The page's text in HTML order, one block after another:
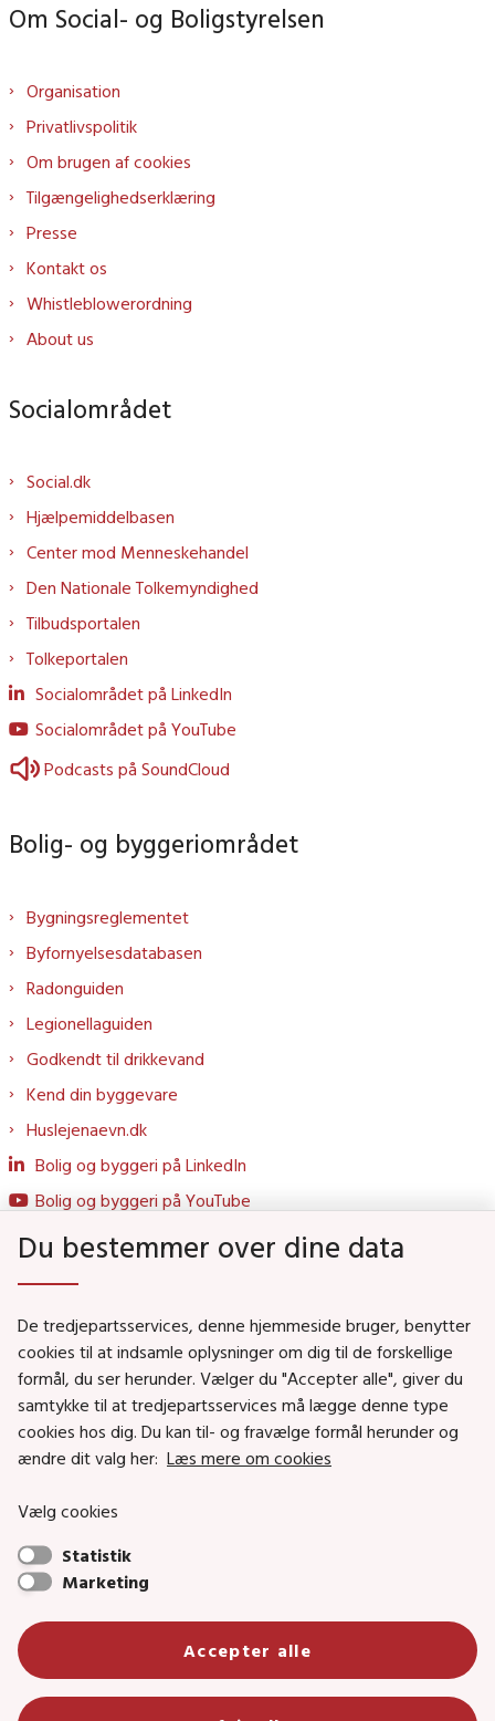
Om Social- og Boligstyrelsen
Organisation
Privatlivspolitik
Om brugen af cookies
Tilgængelighedserklæring
Presse
Kontakt os
Whistleblowerordning
About us
Socialområdet
Social.dk
Hjælpemiddelbasen
Center mod Menneskehandel
Den Nationale Tolkemyndighed
Tilbudsportalen
Tolkeportalen
Socialområdet på LinkedIn
Socialområdet på YouTube
Podcasts på SoundCloud
Bolig- og byggeriområdet
Bygningsreglementet
Byfornyelsesdatabasen
Radonguiden
Legionellaguiden
Godkendt til drikkevand
Kend din byggevare
Huslejenaevn.dk
Bolig og byggeri på LinkedIn
Bolig og byggeri på YouTube
Social- og Boligministeriet
Job i Social- og Boligstyrelsen
Puljer og tilskud
Nyhedsbreve
Social- og Boligstyrelsens nyheder som RSS feed
Social- og Boligstyrelsen • Tlf.: 72 42 37 00 •
sikkermail• EAN-nr.: 5798000354838 • CVR-nr.:
26144698
Primær adresse og reception: Lerchesgade 35, 5, 5000 Odense C •
Du bestemmer over dine data
De tredjepartsservices, denne hjemmeside bruger, benytter
cookies til at indsamle oplysninger om dig til de forskellige
formål, du ser herunder. Vælger du "Accepter alle", giver du
samtykke til at tredjepartsservices må lægge denne type
cookies hos dig. Du kan til- og fravælge formål herunder og
ændre dit valg her: Læs mere om cookies
Vælg cookies
Statistik
Marketing
Accepter alle